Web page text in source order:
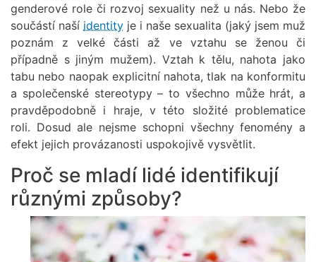
genderové role či rozvoj sexuality než u nás. Nebo že
součástí naší identity je i naše sexualita (jaký jsem muž
poznám z velké části až ve vztahu se ženou či
případně s jiným mužem). Vztah k tělu, nahota jako
tabu nebo naopak explicitní nahota, tlak na konformitu
a společenské stereotypy – to všechno může hrát, a
pravděpodobně i hraje, v této složité problematice
roli. Dosud ale nejsme schopni všechny fenomény a
efekt jejich provázanosti uspokojivě vysvětlit.
Proč se mladí lidé identifikují
různými způsoby?
Obrázek